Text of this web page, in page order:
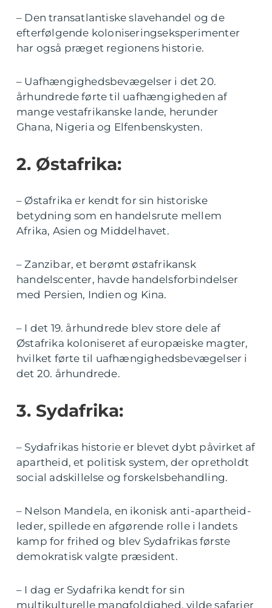
– Den transatlantiske slavehandel og de
efterfølgende koloniseringseksperimenter
har også præget regionens historie.
– Uafhængighedsbevægelser i det 20.
århundrede førte til uafhængigheden af
mange vestafrikanske lande, herunder
Ghana, Nigeria og Elfenbenskysten.
2. Østafrika:
– Østafrika er kendt for sin historiske
betydning som en handelsrute mellem
Afrika, Asien og Middelhavet.
– Zanzibar, et berømt østafrikansk
handelscenter, havde handelsforbindelser
med Persien, Indien og Kina.
– I det 19. århundrede blev store dele af
Østafrika koloniseret af europæiske magter,
hvilket førte til uafhængighedsbevægelser i
det 20. århundrede.
3. Sydafrika:
– Sydafrikas historie er blevet dybt påvirket af
apartheid, et politisk system, der opretholdt
social adskillelse og forskelsbehandling.
– Nelson Mandela, en ikonisk anti-apartheid-
leder, spillede en afgørende rolle i landets
kamp for frihed og blev Sydafrikas første
demokratisk valgte præsident.
– I dag er Sydafrika kendt for sin
multikulturelle mangfoldighed, vilde safarier